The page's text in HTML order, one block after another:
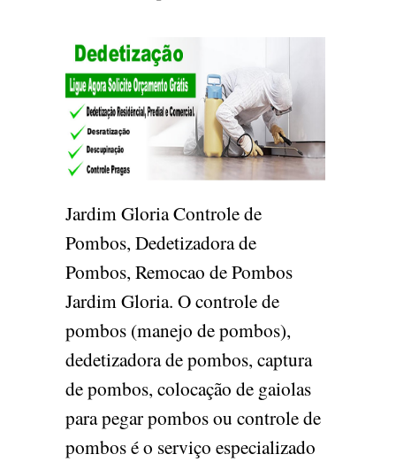
Jardim Gloria Controle de
Pombos, Dedetizadora de
Pombos, Remocao de Pombos
Jardim Gloria. O controle de
pombos (manejo de pombos),
dedetizadora de pombos, captura
de pombos, colocação de gaiolas
para pegar pombos ou controle de
pombos é o serviço especializado